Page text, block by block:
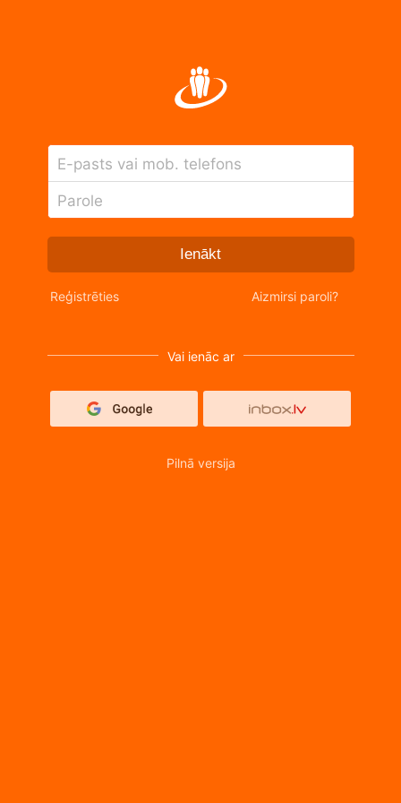
E-pasts vai mob. telefons
Parole
Ienākt
Reģistrēties Aizmirsi paroli?
Vai ienāc ar
Pilnā versija